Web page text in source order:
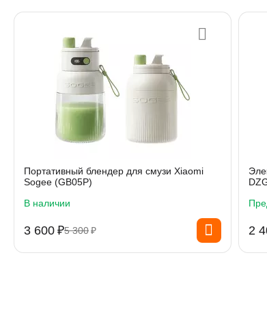
Портативный блендер для смузи Xiaomi
Sogee (GB05P)
В наличии
3 600 ₽5 300₽ 2